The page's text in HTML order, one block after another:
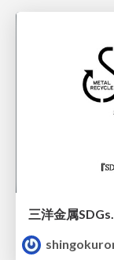
三洋金属